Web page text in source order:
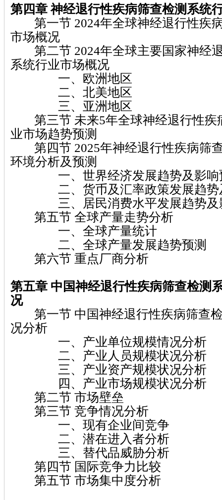
第四章 神经退行性疾病筛查检测系统
第一节 2024年全球神经退行性疾
市场概况
第二节 2024年全球主要国家神经
系统行业市场概况
一、欧洲地区
二、北美地区
三、亚洲地区
第三节 未来5年全球神经退行性疾
业市场趋势预测
第四节 2025年神经退行性疾病筛
环境分析及预测
一、世界经济发展趋势及影响
二、货币及汇率政策发展趋势
三、居民消费水平发展趋势及
第五节 全球产量走势分析
一、全球产量统计
二、全球产量发展趋势预测
第六节 重点厂商分析
第五章 中国神经退行性疾病筛查检测
况
第一节 中国神经退行性疾病筛查
况分析
一、产业单位规模情况分析
二、产业人员规模状况分析
三、产业资产规模状况分析
四、产业市场规模状况分析
第二节 市场壁垒
第三节 竞争情况分析
一、现有企业间竞争
二、潜在进入者分析
三、替代品威胁分析
第四节 国际竞争力比较
第五节 市场集中度分析